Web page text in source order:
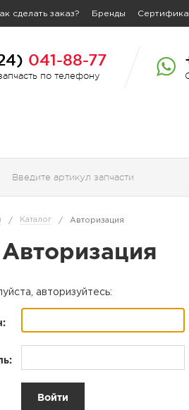
сделать заказ? Бренды
041-88-77
по телефону
/ Каталог / Авторизация
Авторизация
авторизуйтесь: